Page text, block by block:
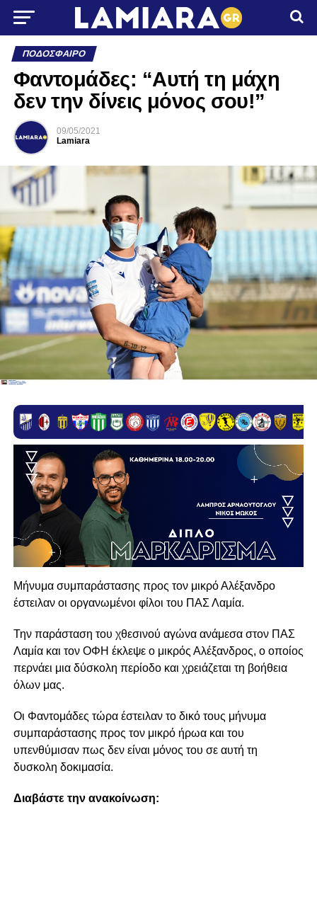
ΠΟΔΌΣΦΑΙΡΟ
Φαντομάδες: “Αυτή τη μάχη
δεν την δίνεις μόνος σου!”
09/05/2021
Lamiara
Μήνυμα συμπαράστασης προς τον μικρό Αλέξανδρο
έστειλαν οι οργανωμένοι φίλοι του ΠΑΣ Λαμία.
Την παράσταση του χθεσινού αγώνα ανάμεσα στον ΠΑΣ
Λαμία και τον ΟΦΗ έκλεψε ο μικρός Αλέξανδρος, ο οποίος
περνάει μια δύσκολη περίοδο και χρειάζεται τη βοήθεια
όλων μας.
Οι Φαντομάδες τώρα έστειλαν το δικό τους μήνυμα
συμπαράστασης προς τον μικρό ήρωα και του
υπενθύμισαν πως δεν είναι μόνος του σε αυτή τη
δυσκολη δοκιμασία.
Διαβάστε την ανακοίνωση: